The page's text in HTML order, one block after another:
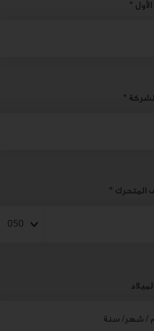
*
*
المتحرك *
050